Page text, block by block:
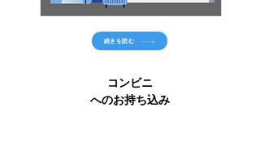
続きを読む
コンビニ
へのお持ち込み